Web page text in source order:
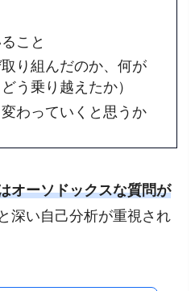
こと
り組んだのか、何が
う乗り越えたか）
わっていくと思うか
オーソドックスな質問が
深い自己分析が重視され